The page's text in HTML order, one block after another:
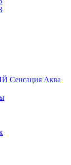
Сенсация Аква